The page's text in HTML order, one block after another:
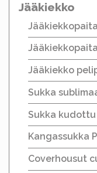
Jääkiekko
Jääkiekko
Sukka
Sukka
Kangassukka
Coverhousut